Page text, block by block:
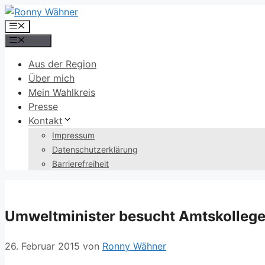
Zum
Inhalt
springen
Menü
Aus der Region
Über mich
Mein Wahlkreis
Presse
Kontakt
Impressum
Datenschutzerklärung
Barrierefreiheit
Umweltminister besucht
26. Februar 2015 von Ronny Wähner